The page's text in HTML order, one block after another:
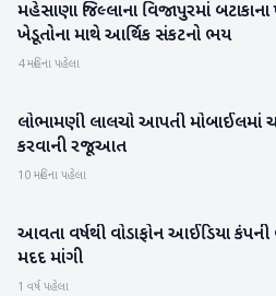
મહેસાણા
મહેસાણા જિલ્લાના વિજાપુરમાં
ખેડૂતોના માથે આર્થિક સંકટનો ભય
4 મહિના પહેલા
બનાસકાંઠા
લોભામણી લાલચો આપતી
કરવાની રજૂઆત
10 મહિના પહેલા
રાષ્ટ્રીય
આવતા વર્ષથી વોડાફોન આઈડિયા
મદદ માંગી
1 વર્ષ પહેલા